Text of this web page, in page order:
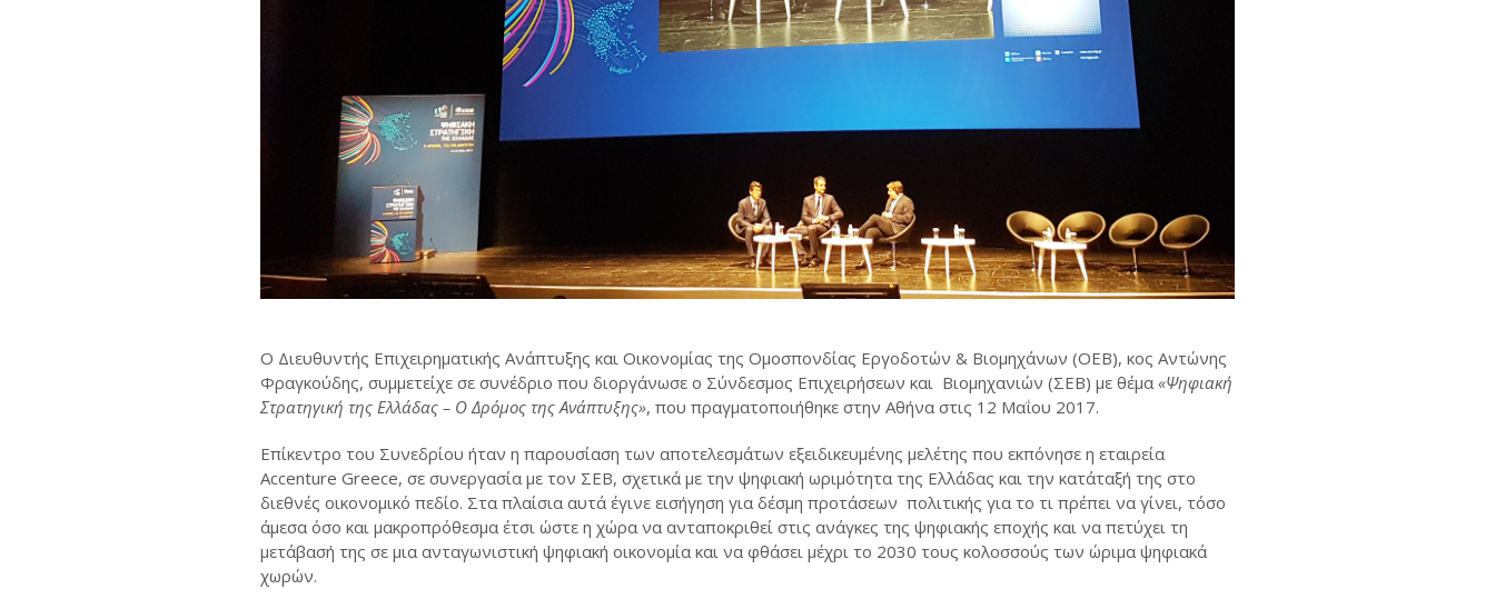
Ο Διευθυντής Επιχειρηματικής Ανάπτυξης και Οικονομίας της Ομοσπονδίας Εργοδοτών & Βιομηχάνων (ΟΕΒ), κος Αντώνης
Φραγκούδης, συμμετείχε σε συνέδριο που διοργάνωσε ο Σύνδεσμος Επιχειρήσεων και Βιομηχανιών (ΣΕΒ) με θέμα «Ψηφιακή
Στρατηγική της Ελλάδας – Ο Δρόμος της Ανάπτυξης», που πραγματοποιήθηκε στην Αθήνα στις 12 Μαΐου 2017.
Επίκεντρο του Συνεδρίου ήταν η παρουσίαση των αποτελεσμάτων εξειδικευμένης μελέτης που εκπόνησε η εταιρεία
Accenture Greece, σε συνεργασία με τον ΣΕΒ, σχετικά με την ψηφιακή ωριμότητα της Ελλάδας και την κατάταξή της στο
διεθνές οικονομικό πεδίο. Στα πλαίσια αυτά έγινε εισήγηση για δέσμη προτάσεων πολιτικής για το τι πρέπει να γίνει, τόσο
άμεσα όσο και μακροπρόθεσμα έτσι ώστε η χώρα να ανταποκριθεί στις ανάγκες της ψηφιακής εποχής και να πετύχει τη
μετάβασή της σε μια ανταγωνιστική ψηφιακή οικονομία και να φθάσει μέχρι το 2030 τους κολοσσούς των ώριμα ψηφιακά
χωρών.